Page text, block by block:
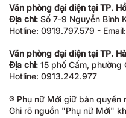
Văn phòng đại diện tại TP.
Địa chỉ: Số 7-9 Nguyễn Bỉnh
Hotline: 0919.797.579 -
Văn phòng đại diện tại TP.
Địa chỉ: 15 phố Cấm, phường
Hotline: 0913.242.977
® Phụ nữ Mới giữ bản quyền
Ghi rõ nguồn "Phụ nữ Mới"